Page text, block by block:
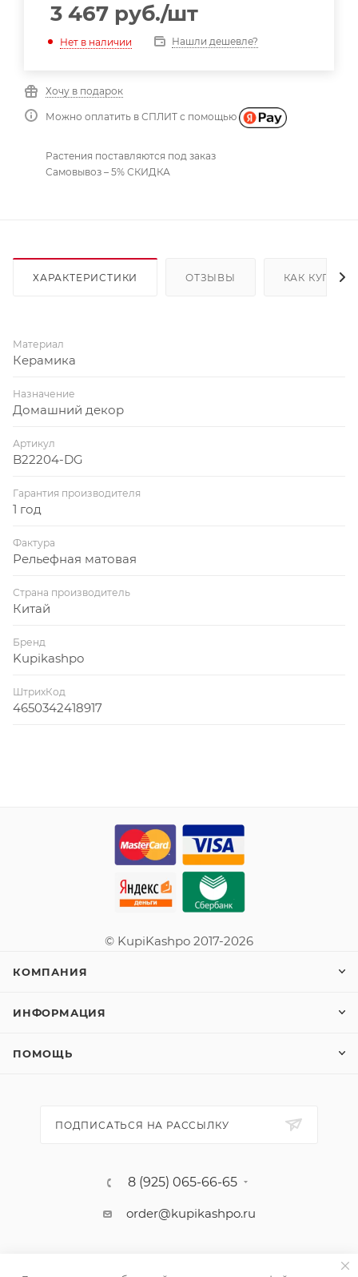
3 467 руб./шт
Нет в наличии Нашли дешевле?
Хочу в подарок
Можно оплатить в СПЛИТ с помощью
Растения поставляются под заказ
Самовывоз – 5% СКИДКА
ХАРАКТЕРИСТИКИ ОТЗЫВЫ КАК КУПИТЬ
Материал
Керамика
Назначение
Домашний декор
Артикул
B22204-DG
Гарантия производителя
1 год
Фактура
Рельефная матовая
Страна производитель
Китай
Бренд
Kupikashpo
ШтрихКод
4650342418917
© KupiKashpo 2017-2026
КОМПАНИЯ
ИНФОРМАЦИЯ
ПОМОЩЬ
ПОДПИСАТЬСЯ НА РАССЫЛКУ
8 (925) 065-66-65
order@kupikashpo.ru